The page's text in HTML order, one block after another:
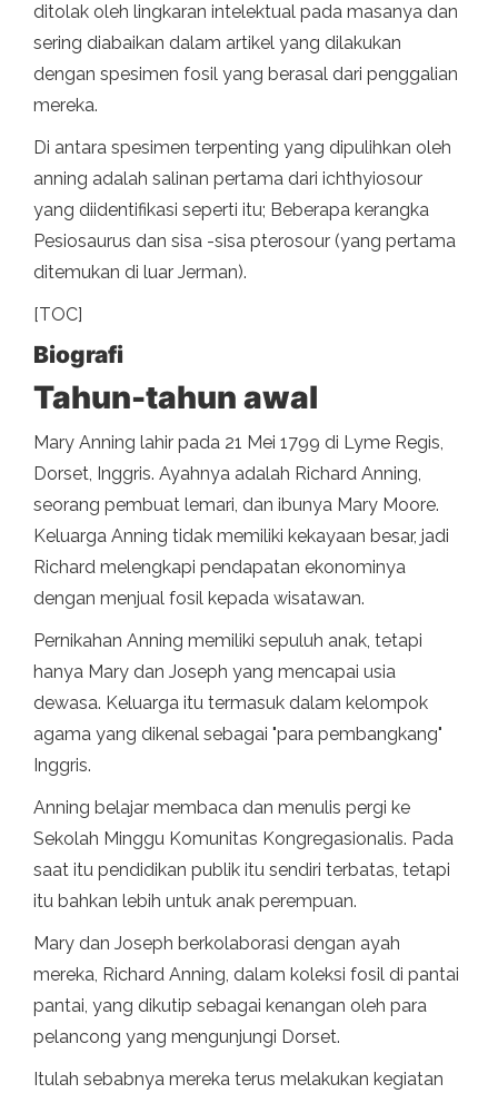
ditolak oleh lingkaran intelektual pada masanya dan
sering diabaikan dalam artikel yang dilakukan
dengan spesimen fosil yang berasal dari penggalian
mereka.
Di antara spesimen terpenting yang dipulihkan oleh
anning adalah salinan pertama dari ichthyiosour
yang diidentifikasi seperti itu; Beberapa kerangka
Pesiosaurus dan sisa -sisa pterosour (yang pertama
ditemukan di luar Jerman).
[TOC]
Biografi
Tahun-tahun awal
Mary Anning lahir pada 21 Mei 1799 di Lyme Regis,
Dorset, Inggris. Ayahnya adalah Richard Anning,
seorang pembuat lemari, dan ibunya Mary Moore.
Keluarga Anning tidak memiliki kekayaan besar, jadi
Richard melengkapi pendapatan ekonominya
dengan menjual fosil kepada wisatawan.
Pernikahan Anning memiliki sepuluh anak, tetapi
hanya Mary dan Joseph yang mencapai usia
dewasa. Keluarga itu termasuk dalam kelompok
agama yang dikenal sebagai "para pembangkang"
Inggris.
Anning belajar membaca dan menulis pergi ke
Sekolah Minggu Komunitas Kongregasionalis. Pada
saat itu pendidikan publik itu sendiri terbatas, tetapi
itu bahkan lebih untuk anak perempuan.
Mary dan Joseph berkolaborasi dengan ayah
mereka, Richard Anning, dalam koleksi fosil di pantai
pantai, yang dikutip sebagai kenangan oleh para
pelancong yang mengunjungi Dorset.
Itulah sebabnya mereka terus melakukan kegiatan